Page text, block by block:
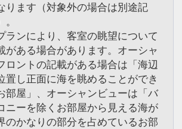
ります（対象外の場合は別途記
ランにより、客室の眺望について
がある場合があります。オーシャ
ロントの記載がある場合は「海辺
置し正面に海を眺めることができ
部屋」、オーシャンビューは「バ
ニーを除くお部屋から見える海が
のかなりの部分を占めているお部